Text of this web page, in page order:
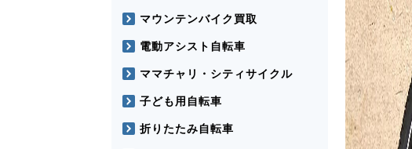
マウンテンバイク買取
電動アシスト自転車
ママチャリ・シティサイクル
子ども用自転車
折りたたみ自転車